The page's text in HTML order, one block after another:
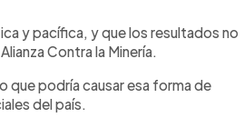
y pacífica, y que los resultados no
Contra la Minería.
que podría causar esa forma de
del país.